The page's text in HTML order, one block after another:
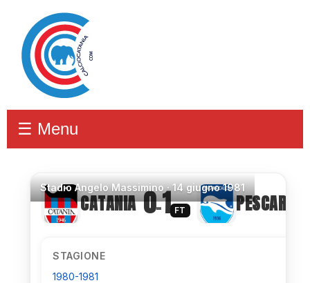
☰ Menu
StadioAngelo Massimino ·14 giugno 1981
CATANIA 0–1 FT PESCARA
STAGIONE
1980-1981